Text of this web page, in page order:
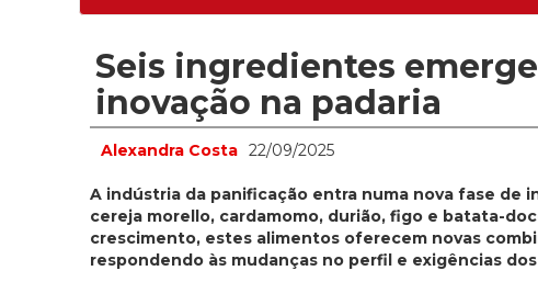
Seis ingredientes
inovação na padaria
Alexandra Costa 22/09/2025
A indústria da panificação entra numa nova fase de
cereja morello, cardamomo, durião, figo e batata-
crescimento, estes alimentos oferecem novas
respondendo às mudanças no perfil e exigências